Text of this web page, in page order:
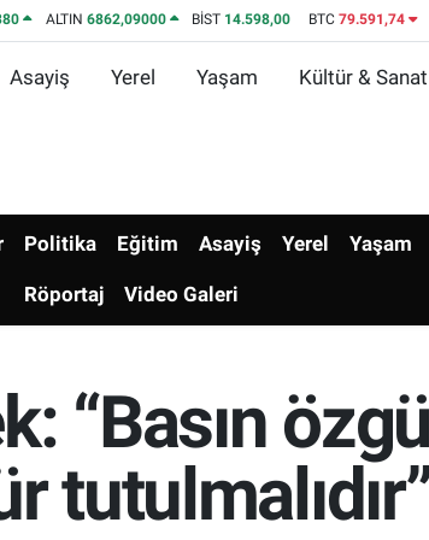
ALTIN 6862,09000 BİST 14.598,00 BTC 79.591,74
Asayiş Yerel Yaşam Kültür & Sanat
Politika Eğitim Asayiş Yerel Yaşam
Röportaj Video Galeri
“Basın